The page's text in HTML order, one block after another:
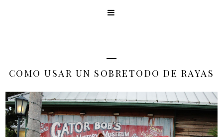
COMO USAR UN SOBRETODO DE RAYAS